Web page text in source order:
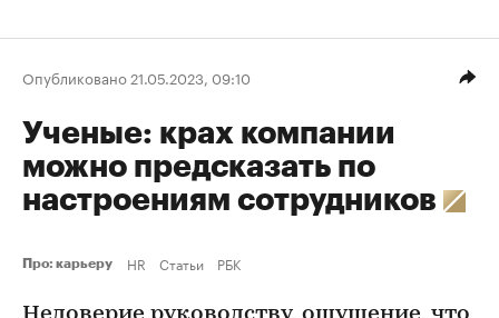
Опубликовано 21.05.2023, 09:10
Ученые: крах компании
можно предсказать по
настроениям сотрудников
Про: карьеру HR Статьи РБК